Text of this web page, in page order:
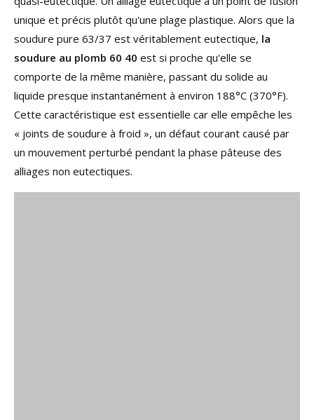
unique et précis plutôt qu'une plage plastique. Alors que la
soudure pure 63/37 est véritablement eutectique, la
soudure au plomb 60 40 est si proche qu'elle se
comporte de la même manière, passant du solide au
liquide presque instantanément à environ 188°C (370°F).
Cette caractéristique est essentielle car elle empêche les
« joints de soudure à froid », un défaut courant causé par
un mouvement perturbé pendant la phase pâteuse des
alliages non eutectiques.